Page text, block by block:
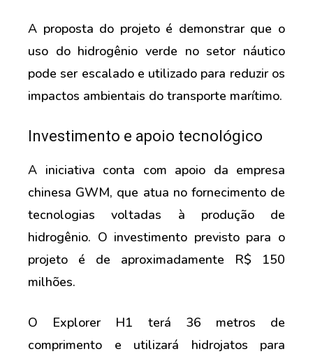
A proposta do projeto é demonstrar que o
uso do hidrogênio verde no setor náutico
pode ser escalado e utilizado para reduzir os
impactos ambientais do transporte marítimo.
Investimento e apoio tecnológico
A iniciativa conta com apoio da empresa
chinesa GWM, que atua no fornecimento de
tecnologias voltadas à produção de
hidrogênio. O investimento previsto para o
projeto é de aproximadamente R$ 150
milhões.
O Explorer H1 terá 36 metros de
comprimento e utilizará hidrojatos para